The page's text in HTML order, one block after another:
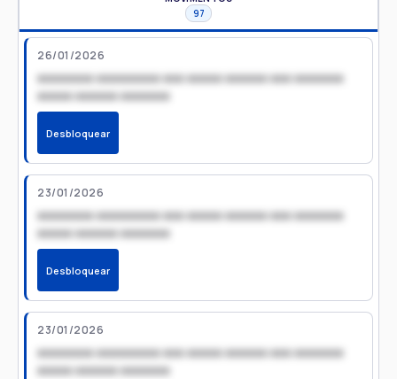
97
26/01/2026
xxxxxxxx xxxxxxxxx xxx xxxxx xxxxxx xxx xxxxxxx
xxxxx xxxxxx xxxxxxx
Desbloquear
23/01/2026
xxxxxxxx xxxxxxxxx xxx xxxxx xxxxxx xxx xxxxxxx
xxxxx xxxxxx xxxxxxx
Desbloquear
23/01/2026
xxxxxxxx xxxxxxxxx xxx xxxxx xxxxxx xxx xxxxxxx
xxxxx xxxxxx xxxxxxx